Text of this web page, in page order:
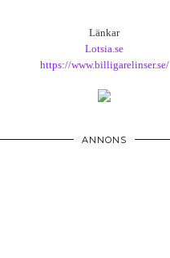
Länkar
Lotsia.se
https://www.billigarelinser.se/
ANNONS